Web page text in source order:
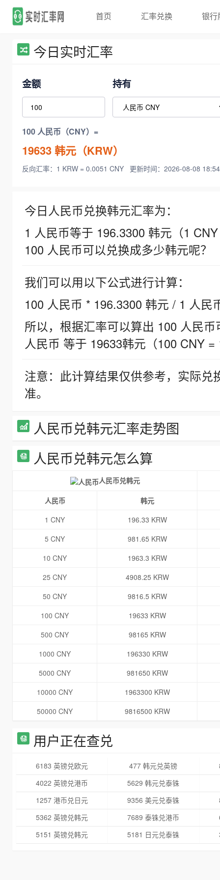
首页 汇率兑换 银行
今日实时汇率
金额 持有
100 人民币（CNY）=
19633韩元（KRW）
反向汇率：1 KRW = 0.0051 CNY 更新时间：2026-08-08
今日人民币兑换韩元汇率为：
1 人民币等于 196.3300 韩元（1
100 人民币可以兑换成多少韩元呢？
我们可以用以下公式进行计算：
100 人民币 * 196.3300 韩元 / 1 人民
所以，根据汇率可以算出 100 人民
人民币 等于 19633韩元（100 CNY =
注意：此计算结果仅供参考，实际
准。
人民币兑韩元汇率走势图
人民币兑韩元怎么算
人民币兑韩元
人民币
韩元
1 CNY
196.33 KRW
5 CNY
981.65 KRW
10 CNY
1963.3 KRW
25 CNY
4908.25 KRW
50 CNY
9816.5 KRW
100 CNY
19633 KRW
500 CNY
98165 KRW
1000 CNY
196330 KRW
5000 CNY
981650 KRW
10000 CNY
1963300 KRW
50000 CNY
9816500 KRW
用户正在查兑
6183 英镑兑欧元 477 韩元兑英镑
4022 英镑兑港币
5629 韩元兑泰铢
1257 港币兑日元
9356 美元兑泰铢
5362 英镑兑韩元
7689 泰铢兑港币
5151 英镑兑韩元
5181 日元兑泰铢